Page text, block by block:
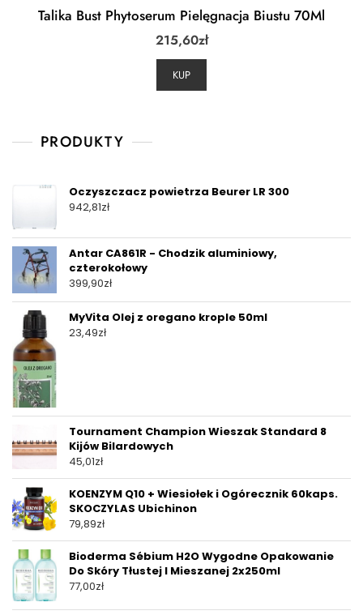
Talika Bust Phytoserum Pielęgnacja Biustu 70Ml
215,60zł
KUP
PRODUKTY
Oczyszczacz powietrza Beurer LR 300
942,81zł
Antar CA861R - Chodzik aluminiowy,
czterokołowy
399,90zł
MyVita Olej z oregano krople 50ml
23,49zł
Tournament Champion Wieszak Standard 8
Kijów Bilardowych
45,01zł
KOENZYM Q10 + Wiesiołek i Ogórecznik 60kaps.
SKOCZYLAS Ubichinon
79,89zł
Bioderma Sébium H2O Wygodne Opakowanie
Do Skóry Tłustej I Mieszanej 2x250ml
77,00zł